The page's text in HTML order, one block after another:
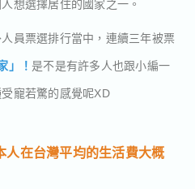
想選擇居住的國家之一。
員票選排行當中，連續三年被票
」！ 是不是有許多人也跟小編一
寵若驚的感覺呢XD
人在台灣平均的生活費大概